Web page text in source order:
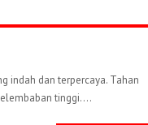
indah dan terpercaya. Tahan
tinggi....